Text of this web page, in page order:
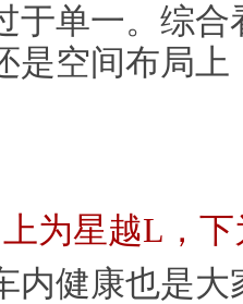
于单一。综
是空间布局
上为星越L，
内健康也是